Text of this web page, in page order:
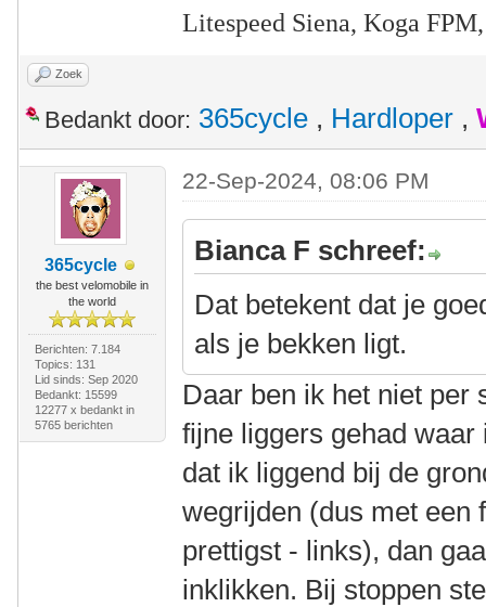
Litespeed Siena, Koga
Zoek
Bedankt door: 365cycle , Hardloper ,
365cycle
the best velomobile in
the world
Berichten: 7.184
Topics: 131
Lid sinds: Sep 2020
Bedankt: 15599
12277 x bedankt in
5765 berichten
22-Sep-2024, 08:06 PM
Bianca F schreef:
Dat betekent dat je
als je bekken ligt.
Daar ben ik het niet per
fijne liggers gehad
dat ik liggend bij de
wegrijden (dus met een
prettigst - links), dan
inklikken. Bij stoppen